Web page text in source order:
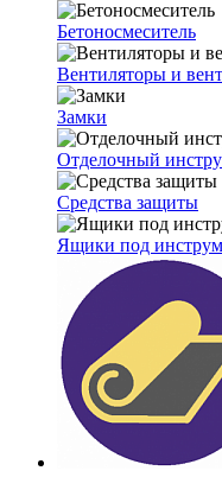
Бетоносмеситель
Вентиляторы и
Замки
Отделочный
Средства защиты
Ящики под